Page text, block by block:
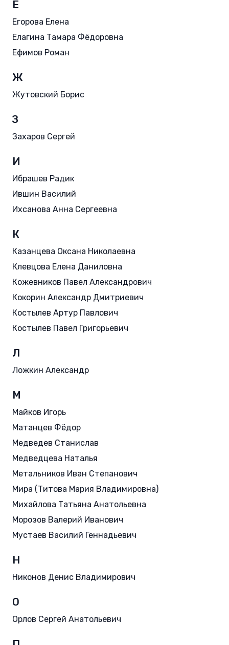
Е
Егорова Елена
Елагина Тамара Фёдоровна
Ефимов Роман
Ж
Жутовский Борис
З
Захаров Сергей
И
Ибрашев Радик
Ившин Василий
Ихсанова Анна Сергеевна
К
Казанцева Оксана Николаевна
Клевцова Елена Даниловна
Кожевников Павел Александрович
Кокорин Александр Дмитриевич
Костылев Артур Павлович
Костылев Павел Григорьевич
Л
Ложкин Александр
М
Майков Игорь
Матанцев Фёдор
Медведев Станислав
Медведцева Наталья
Метальников Иван Степанович
Мира (Титова Мария Владимировна)
Михайлова Татьяна Анатольевна
Морозов Валерий Иванович
Мустаев Василий Геннадьевич
Н
Никонов Денис Владимирович
О
Орлов Сергей Анатольевич